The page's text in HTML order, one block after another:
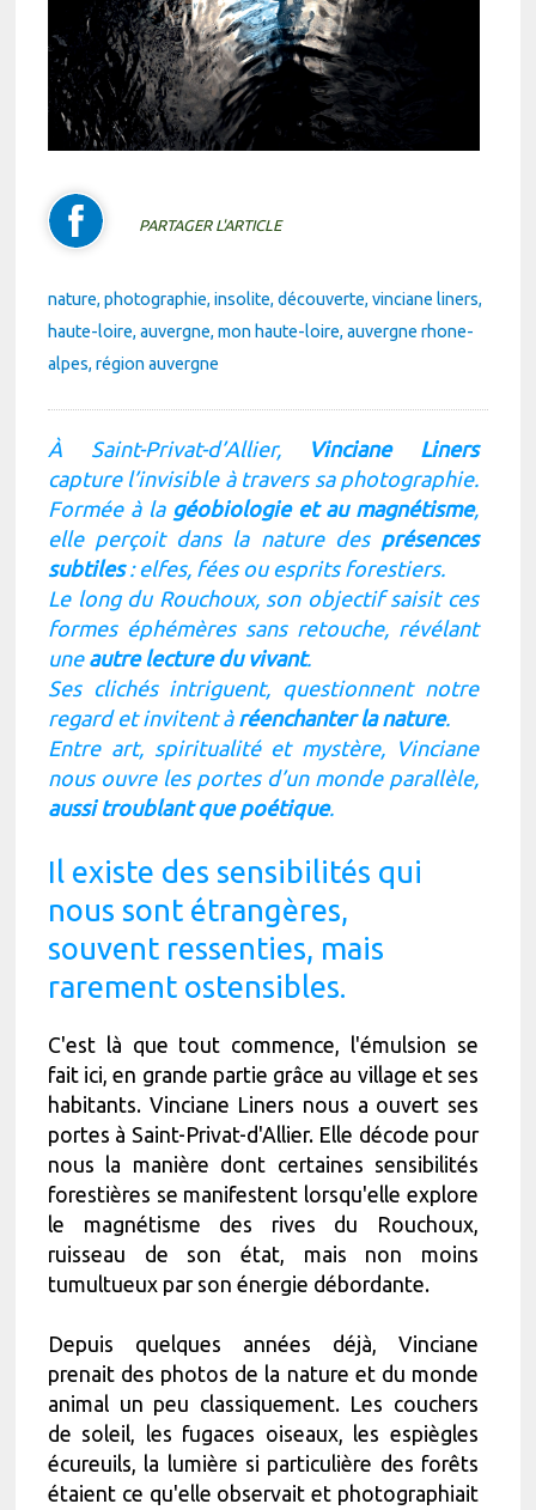
PARTAGER L'ARTICLE
nature photographie insolite découverte vinciane liners
haute-loire auvergne mon haute-loire auvergne rhone-
alpes région auvergne
À Saint-Privat-d’Allier,
Vinciane Liners
capture l’invisible à travers sa photographie.
Formée à la géobiologie et au magnétisme,
elle perçoit dans la nature des présences
subtiles: elfes, fées ou esprits forestiers.
Le long du Rouchoux, son objectif saisit ces
formes éphémères sans retouche, révélant
une autre lecture du vivant.
Ses clichés intriguent, questionnent notre
regard et invitent à réenchanter la nature.
Entre art, spiritualité et mystère, Vinciane
nous ouvre les portes d’un monde parallèle,
aussi troublant que poétique.
Il existe des sensibilités qui
nous sont étrangères,
souvent ressenties, mais
rarement ostensibles.
C'est là que tout commence, l'émulsion se
fait ici, en grande partie grâce au village et ses
habitants. Vinciane Liners nous a ouvert ses
portes à Saint-Privat-d'Allier. Elle décode pour
nous la manière dont certaines sensibilités
forestières se manifestent lorsqu'elle explore
le magnétisme des rives du Rouchoux,
ruisseau de son état, mais non moins
tumultueux par son énergie débordante.
Depuis quelques années déjà, Vinciane
prenait des photos de la nature et du monde
animal un peu classiquement. Les couchers
de soleil, les fugaces oiseaux, les espiègles
écureuils, la lumière si particulière des forêts
étaient ce qu'elle observait et photographiait